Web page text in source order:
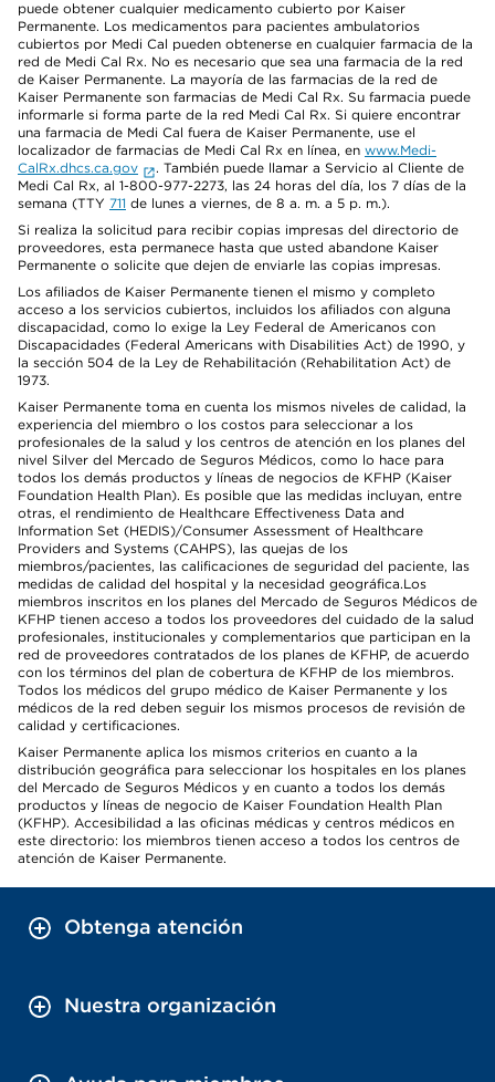
puede obtener cualquier medicamento cubierto por Kaiser
Permanente. Los medicamentos para pacientes ambulatorios
cubiertos por Medi Cal pueden obtenerse en cualquier farmacia de la
red de Medi Cal Rx. No es necesario que sea una farmacia de la red
de Kaiser Permanente. La mayoría de las farmacias de la red de
Kaiser Permanente son farmacias de Medi Cal Rx. Su farmacia puede
informarle si forma parte de la red Medi Cal Rx. Si quiere encontrar
una farmacia de Medi Cal fuera de Kaiser Permanente, use el
localizador de farmacias de Medi Cal Rx en línea, en www.Medi-
CalRx.dhcs.ca.gov
. También puede llamar a Servicio al Cliente de
Medi Cal Rx, al 1-800-977-2273, las 24 horas del día, los 7 días de la
semana (TTY 711 de lunes a viernes, de 8 a. m. a 5 p. m.).
Si realiza la solicitud para recibir copias impresas del directorio de
proveedores, esta permanece hasta que usted abandone Kaiser
Permanente o solicite que dejen de enviarle las copias impresas.
Los afiliados de Kaiser Permanente tienen el mismo y completo
acceso a los servicios cubiertos, incluidos los afiliados con alguna
discapacidad, como lo exige la Ley Federal de Americanos con
Discapacidades (Federal Americans with Disabilities Act) de 1990, y
la sección 504 de la Ley de Rehabilitación (Rehabilitation Act) de
1973.
Kaiser Permanente toma en cuenta los mismos niveles de calidad, la
experiencia del miembro o los costos para seleccionar a los
profesionales de la salud y los centros de atención en los planes del
nivel Silver del Mercado de Seguros Médicos, como lo hace para
todos los demás productos y líneas de negocios de KFHP (Kaiser
Foundation Health Plan). Es posible que las medidas incluyan, entre
otras, el rendimiento de Healthcare Effectiveness Data and
Information Set (HEDIS)/Consumer Assessment of Healthcare
Providers and Systems (CAHPS), las quejas de los
miembros/pacientes, las calificaciones de seguridad del paciente, las
medidas de calidad del hospital y la necesidad geográfica.Los
miembros inscritos en los planes del Mercado de Seguros Médicos de
KFHP tienen acceso a todos los proveedores del cuidado de la salud
profesionales, institucionales y complementarios que participan en la
red de proveedores contratados de los planes de KFHP, de acuerdo
con los términos del plan de cobertura de KFHP de los miembros.
Todos los médicos del grupo médico de Kaiser Permanente y los
médicos de la red deben seguir los mismos procesos de revisión de
calidad y certificaciones.
Kaiser Permanente aplica los mismos criterios en cuanto a la
distribución geográfica para seleccionar los hospitales en los planes
del Mercado de Seguros Médicos y en cuanto a todos los demás
productos y líneas de negocio de Kaiser Foundation Health Plan
(KFHP). Accesibilidad a las oficinas médicas y centros médicos en
este directorio: los miembros tienen acceso a todos los centros de
atención de Kaiser Permanente.
Obtenga atención
Nuestra organización